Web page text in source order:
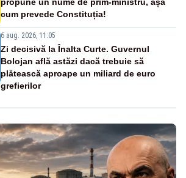
cum prevede Constituția!
6 aug. 2026, 11:05
Zi decisivă la Înalta Curte. Guvernul
Bolojan află astăzi dacă trebuie să
plătească aproape un miliard de euro
grefierilor